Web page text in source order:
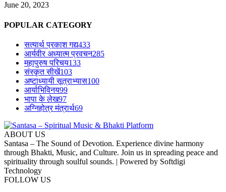
June 20, 2023
POPULAR CATEGORY
सत्यार्थ प्रकाश गद्य433
आर्यवीर अध्यात्म प्रवचन285
महापुरुष परिचय133
संस्कृत सीखें103
अष्टाध्यायी सूत्राभ्यास100
आर्याभिविनय99
भापा के लेख97
अग्निहोत्र मंत्रार्थ69
ABOUT US
Santasa – The Sound of Devotion. Experience divine harmony
through Bhakti, Music, and Culture. Join us in spreading peace and
spirituality through soulful sounds. | Powered by Softdigi
Technology
FOLLOW US